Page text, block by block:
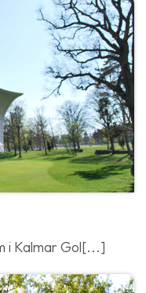
i Kalmar Gol[...]